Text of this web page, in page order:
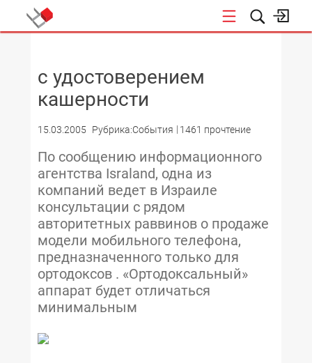
с удостоверением
кашерности
15.03.2005 Рубрика:События 1461 прочтение
По сообщению информационного
агентства Israland, одна из
компаний ведет в Израиле
консультации с рядом
авторитетных раввинов о продаже
модели мобильного телефона,
предназначенного только для
ортодоксов . «Ортодоксальный»
аппарат будет отличаться
минимальным